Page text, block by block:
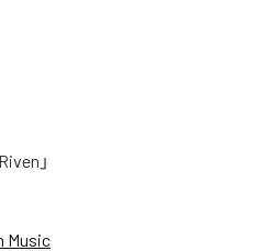
」
Music